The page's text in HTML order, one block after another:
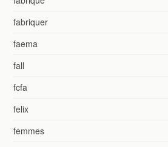
fabriquer
faema
fall
fcfa
felix
femmes